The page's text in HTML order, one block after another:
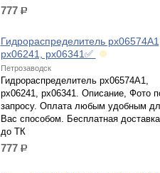
777 р.
Гидрораспределитель рх06574А1,
рх06241, рх06341✅
Петрозаводск
Гидрораспределитель рх06574А1,
рх06241, рх06341. Описание, Фото
запросу. Оплата любым удобным
Вас способом. Бесплатная доставка
до ТК
777 р.